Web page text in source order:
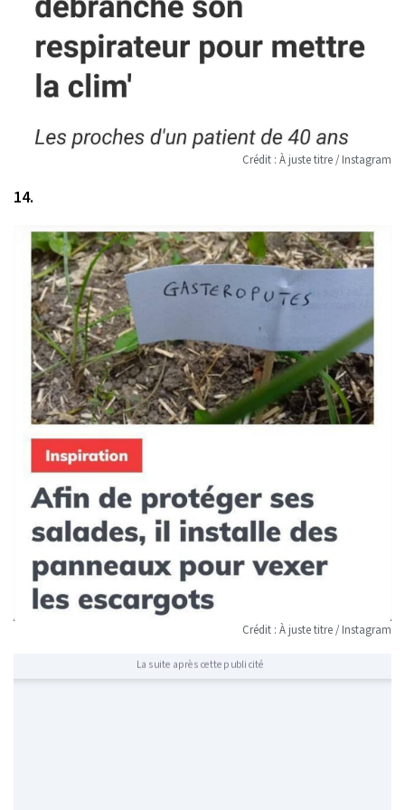
Crédit : À juste titre / Instagram
14.
Crédit : À juste titre / Instagram
La suite après cette publicité